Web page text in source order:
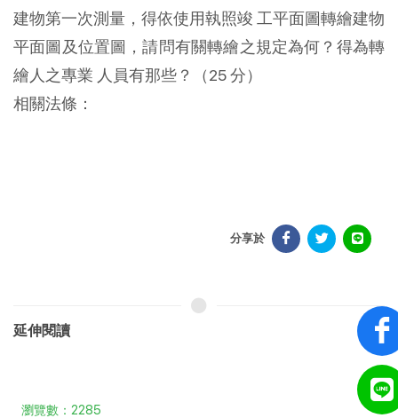
建物第一次測量，得依使用執照竣 工平面圖轉繪建物
平面圖及位置圖，請問有關轉繪之規定為何？得為轉
繪人之專業 人員有那些？（25 分）
相關法條：
分享於
延伸閱讀
瀏覽數：2285